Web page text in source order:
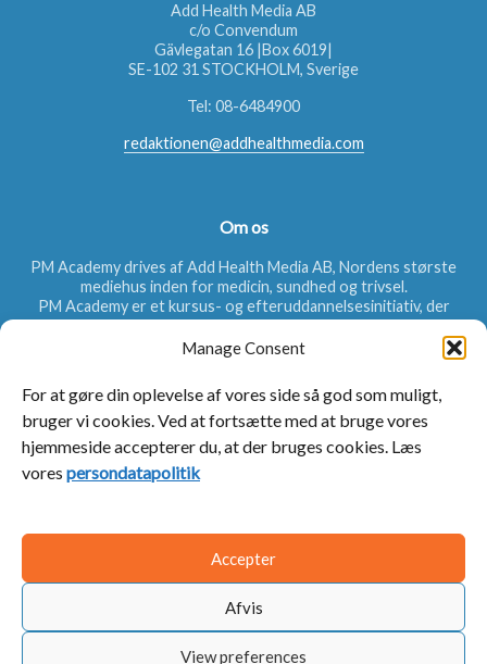
Manage Consent
For at gøre din oplevelse af vores side så god som muligt,
bruger vi cookies. Ved at fortsætte med at bruge vores
hjemmeside accepterer du, at der bruges cookies. Læs
vores persondatapolitik
Accepter
Afvis
View preferences
Add Health Media AB
c/o Convendum
Gävlegatan 16 |Box 6019|
SE-102 31 STOCKHOLM, Sverige
Tel: 08-6484900
redaktionen@addhealthmedia.com
Om os
PM Academy drives af Add Health Media AB, Nordens største
mediehus inden for medicin, sundhed og trivsel.
PM Academy er et kursus- og efteruddannelsesinitiativ, der
primært henvender sig til læger, men som andet
sundhedspersonale også kan benytte. Målet er at øge lægernes
Hurtige links